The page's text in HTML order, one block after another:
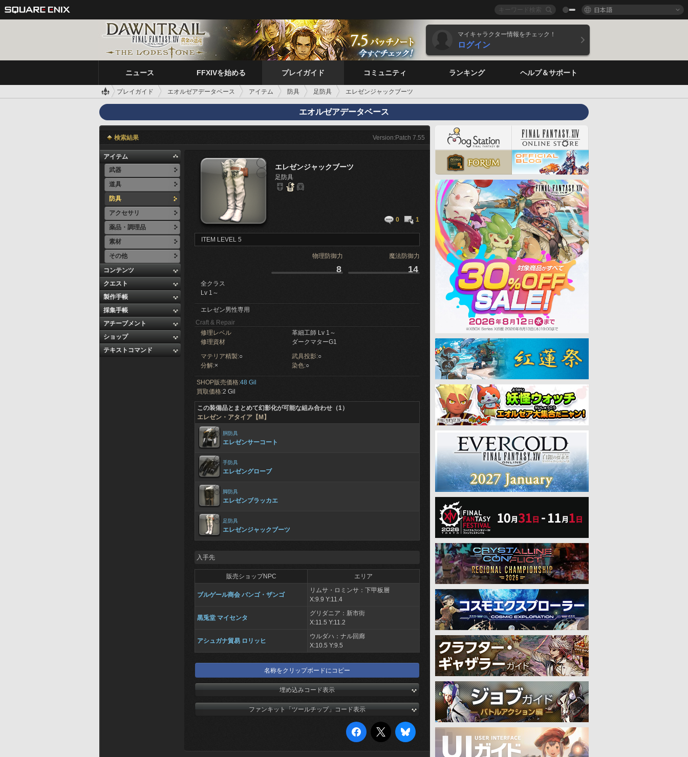
日本語
マイキャラクター情報をチェック！
ログイン
ニュース FFXIVを始める プレイガイド コミュニティ ランキング ヘルプ＆サポート
プレイガイド エオルゼアデータベース アイテム 防具 足防具 エレゼンジャックブーツ
エオルゼアデータベース
検索結果 Version:Patch 7.55
アイテム
武器
道具
防具
アクセサリ
薬品・調理品
素材
その他
コンテンツ
クエスト
製作手帳
採集手帳
アチーブメント
ショップ
テキストコマンド
エレゼンジャックブーツ
足防具
0 1
ITEM LEVEL 5
物理防御力 魔法防御力
8 14
全クラス
Lv 1～
エレゼン男性専用
Craft & Repair
修理レベル
革細工師 Lv 1～
修理資材
ダークマターG1
マテリア精製:○ 武具投影:○
分解:× 染色:○
SHOP販売価格:48 Gil
買取価格:2 Gil
この装備品とまとめて幻影化が可能な組み合わせ（1）
エレゼン・アタイア【M】
胴防具
エレゼンサーコート
手防具
エレゼングローブ
脚防具
エレゼンブラッカエ
足防具
エレゼンジャックブーツ
入手先
販売ショップNPC エリア
ブルゲール商会 バンゴ・ザンゴ
リムサ・ロミンサ：下甲板層
X:9.9 Y:11.4
黒兎堂 マイセンタ
グリダニア：新市街
X:11.5 Y:11.2
アシュガナ貿易 ロリッヒ
ウルダハ：ナル回廊
X:10.5 Y:9.5
名称をクリップボードにコピー
埋め込みコード表示
ファンキット「ツールチップ」コード表示